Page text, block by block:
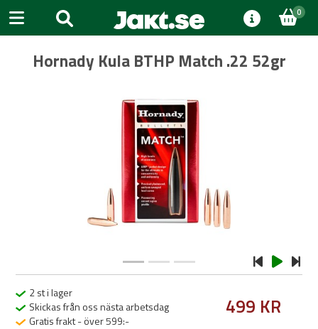
0
Hornady Kula BTHP Match .22 52gr
2 st i lager
Skickas från oss nästa arbetsdag
Gratis frakt - över 599:-
499 KR